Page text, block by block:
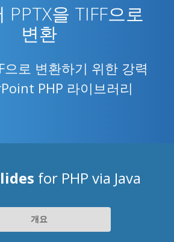
PPTX을 TIFF으로
변환
으로 변환하기 위한 강력
PHP 라이브러리
for PHP via Java
개요